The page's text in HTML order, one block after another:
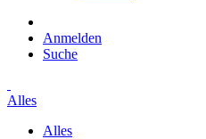
Anmelden
Suche
Alles
Alles